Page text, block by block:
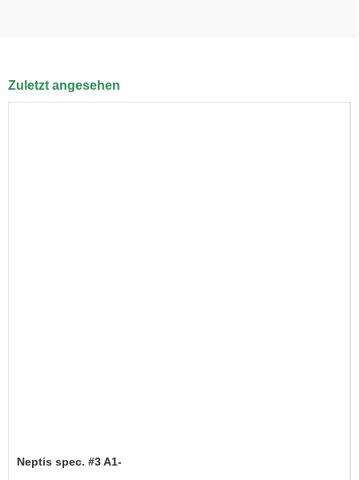
Zuletzt angesehen
Neptis spec. #3 A1-